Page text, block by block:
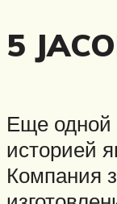
5
Еще одной
историей
Компания